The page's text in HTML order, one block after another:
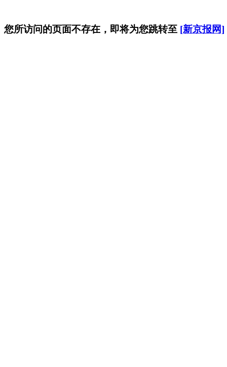
您所访问的页面不存在，即将为您跳转至 [新京报网]